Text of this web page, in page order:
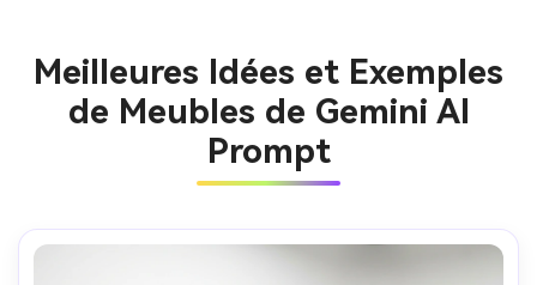
Meilleures Idées et Exemples
de Meubles de Gemini AI
Prompt